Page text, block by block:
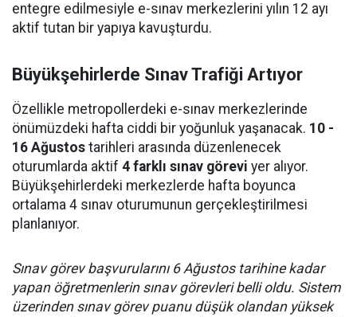
entegre edilmesiyle e-sınav merkezlerini yılın 12 ayı
aktif tutan bir yapıya kavuşturdu.
Büyükşehirlerde Sınav Trafiği Artıyor
Özellikle metropollerdeki e-sınav merkezlerinde
önümüzdeki hafta ciddi bir yoğunluk yaşanacak. 10 -
16 Ağustos tarihleri arasında düzenlenecek
oturumlarda aktif 4 farklı sınav görevi yer alıyor.
Büyükşehirlerdeki merkezlerde hafta boyunca
ortalama 4 sınav oturumunun gerçekleştirilmesi
planlanıyor.
Sınav görev başvurularını 6 Ağustos tarihine kadar
yapan öğretmenlerin sınav görevleri belli oldu. Sistem
üzerinden sınav görev puanu düşük olandan yüksek